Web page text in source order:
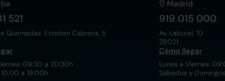
521
Quemadas. Esteban Cabrera, 5
09:30 a 20:30h
a 19:00h
Madrid
919 015 000
Av. Laboral, 10
28021
Cómo llegar
Lunes a Viernes:
Sábados y